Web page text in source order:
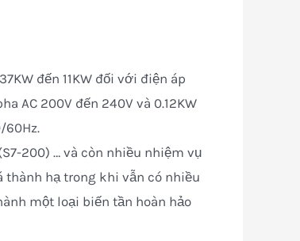
đến 11KW đối với điện áp
AC 200V đến 240V và 0.12KW
60Hz.
200) … và còn nhiều nhiệm vụ
hạ trong khi vẫn có nhiều
một loại biến tần hoàn hảo